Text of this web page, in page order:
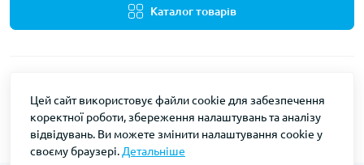
Каталог товарів
Блог
ScrewMaker © 2026
Цей сайт використовує файли cookie для забезпечення
коректної роботи, збереження налаштувань та аналізу
відвідувань. Ви можете змінити налаштування cookie у
своєму браузері. Детальніше